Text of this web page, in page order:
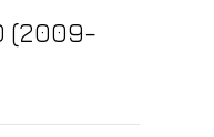
(2009-